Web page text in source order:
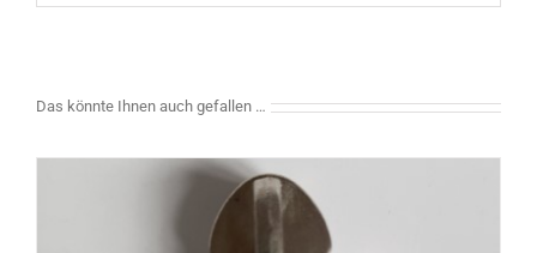
Das könnte Ihnen auch gefallen …